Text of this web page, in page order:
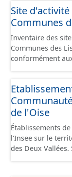
Site
Communes
Inventaire des
Communes des
conformément
de l'Oise
Établissements
l'Insee sur le
des Deux Vallées. Seuls les établissements situés à